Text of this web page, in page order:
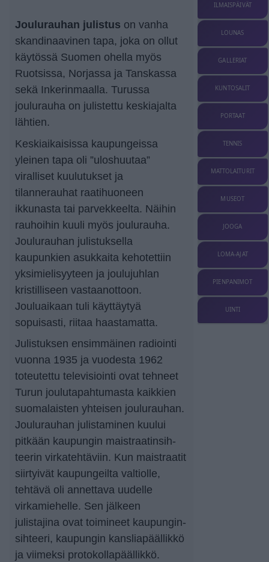
Joulurauhan julistus on vanha
skan­di­naa­vinen tapa, joka on ollut
käytössä Suomen ohella myös
Ruotsissa, Norjassa ja Tanskassa
sekä Inkerinmaalla. Turussa
joulurauha on julistettu keskiajalta
lähtien.
Keski­ai­kai­sissa kaupungeissa
yleinen tapa oli ”uloshuutaa”
viralliset kuulutukset ja
tilannerauhat raatihuoneen
ikkunasta tai parvekkeelta. Näihin
rauhoihin kuuli myös joulurauha.
Joulurauhan julistuksella
kaupunkien asukkaita kehotettiin
yksi­mie­li­syy­teen ja joulujuhlan
kristilliseen vastaanottoon.
Jouluaikaan tuli käyttäytyä
sopuisasti, riitaa haastamatta.
Julistuksen ensimmäinen radiointi
vuonna 1935 ja vuodesta 1962
toteutettu televisiointi ovat tehneet
Turun joulutapahtumasta kaikkien
suomalaisten yhteisen joulurauhan.
Joulurauhan julistaminen kuului
pitkään kaupungin maist­raa­tin­sih­
teerin virka­teh­tä­viin. Kun maistraatit
siirtyivät kaupungeilta valtiolle,
tehtävä oli annettava uudelle
virkamiehelle. Sen jälkeen
julistajina ovat toimineet kaupun­gin­
sih­teeri, kaupungin kans­li­a­pääl­likkö
ja viimeksi proto­kol­la­pääl­likkö.
ILMAISPÄIVÄT
LOUNAS
GALLERIAT
KUNTOSALIT
PORTAAT
TENNIS
MATTOLAITURIT
MUSEOT
JOOGA
LOMA-AJAT
PIENPANIMOT
UINTI